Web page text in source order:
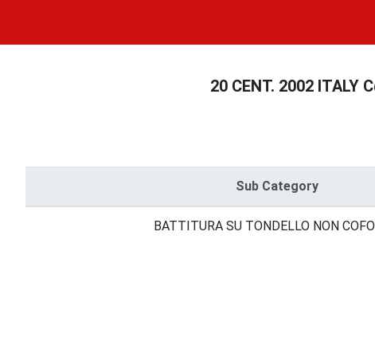
20 CENT. 2002 ITALY
Sub Category
BATTITURA SU TONDELLO NON